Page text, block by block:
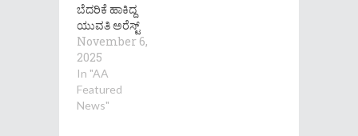
ಬೆದರಿಕೆ ಹಾಕಿದ್ದ
ಯುವತಿ ಅರೆಸ್ಟ್
November 6,
2025
In "AA
Featured
News"